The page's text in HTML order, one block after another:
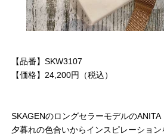
【品番】SKW3107
【価格】24,200円（税込）
SKAGENのロングセラーモデルの
夕暮れの色合いからインスピレーション